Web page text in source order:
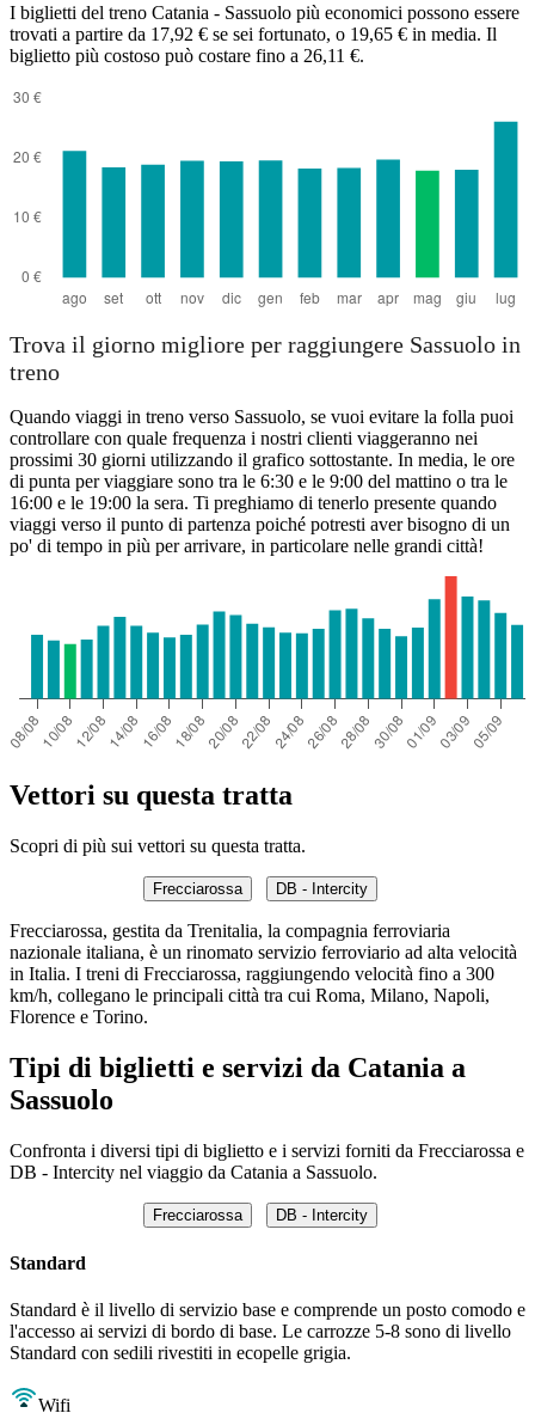
I biglietti del treno Catania - Sassuolo più economici possono essere
trovati a partire da 17,92 € se sei fortunato, o 19,65 € in media. Il
biglietto più costoso può costare fino a 26,11 €.
Trova il giorno migliore per raggiungere Sassuolo in
treno
Quando viaggi in treno verso Sassuolo, se vuoi evitare la folla puoi
controllare con quale frequenza i nostri clienti viaggeranno nei
prossimi 30 giorni utilizzando il grafico sottostante. In media, le ore
di punta per viaggiare sono tra le 6:30 e le 9:00 del mattino o tra le
16:00 e le 19:00 la sera. Ti preghiamo di tenerlo presente quando
viaggi verso il punto di partenza poiché potresti aver bisogno di un
po' di tempo in più per arrivare, in particolare nelle grandi città!
Vettori su questa tratta
Scopri di più sui vettori su questa tratta.
Frecciarossa DB - Intercity
Frecciarossa, gestita da Trenitalia, la compagnia ferroviaria
nazionale italiana, è un rinomato servizio ferroviario ad alta velocità
in Italia. I treni di Frecciarossa, raggiungendo velocità fino a 300
km/h, collegano le principali città tra cui Roma, Milano, Napoli,
Florence e Torino.
Tipi di biglietti e servizi da Catania a
Sassuolo
Confronta i diversi tipi di biglietto e i servizi forniti da Frecciarossa e
DB - Intercity nel viaggio da Catania a Sassuolo.
Frecciarossa DB - Intercity
Standard
Standard è il livello di servizio base e comprende un posto comodo e
l'accesso ai servizi di bordo di base. Le carrozze 5-8 sono di livello
Standard con sedili rivestiti in ecopelle grigia.
Wifi